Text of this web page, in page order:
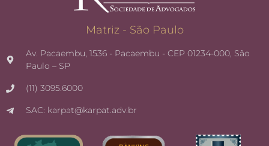
Matriz - São Paulo
Av. Pacaembu, 1536 - Pacaembu - CEP 01234-000, São
Paulo – SP
(11) 3095.6000
SAC: karpat@karpat.adv.br